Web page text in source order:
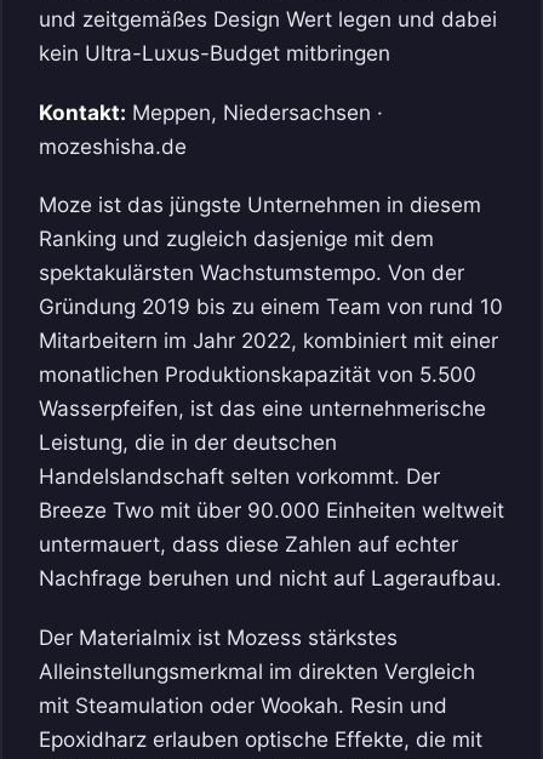
und zeitgemäßes Design Wert legen und dabei
kein Ultra-Luxus-Budget mitbringen
Kontakt: Meppen, Niedersachsen ·
mozeshisha.de
Moze ist das jüngste Unternehmen in diesem
Ranking und zugleich dasjenige mit dem
spektakulärsten Wachstumstempo. Von der
Gründung 2019 bis zu einem Team von rund 10
Mitarbeitern im Jahr 2022, kombiniert mit einer
monatlichen Produktionskapazität von 5.500
Wasserpfeifen, ist das eine unternehmerische
Leistung, die in der deutschen
Handelslandschaft selten vorkommt. Der
Breeze Two mit über 90.000 Einheiten weltweit
untermauert, dass diese Zahlen auf echter
Nachfrage beruhen und nicht auf Lageraufbau.
Der Materialmix ist Mozess stärkstes
Alleinstellungsmerkmal im direkten Vergleich
mit Steamulation oder Wookah. Resin und
Epoxidharz erlauben optische Effekte, die mit